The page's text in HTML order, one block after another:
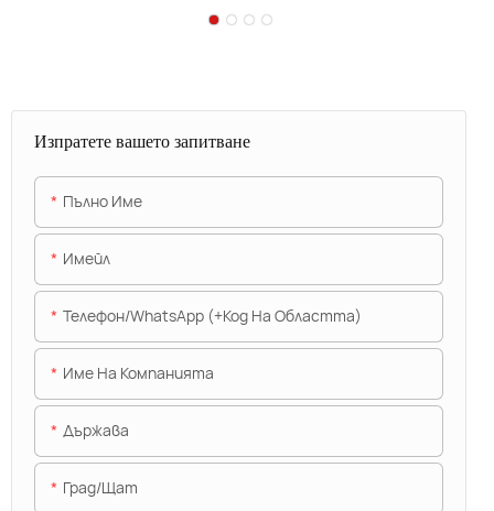
Изпратете вашето запитване
Пълно Име
Имейл
Телефон/WhatsApp (+Код На Областта)
Име На Компанията
Държава
Град/щат